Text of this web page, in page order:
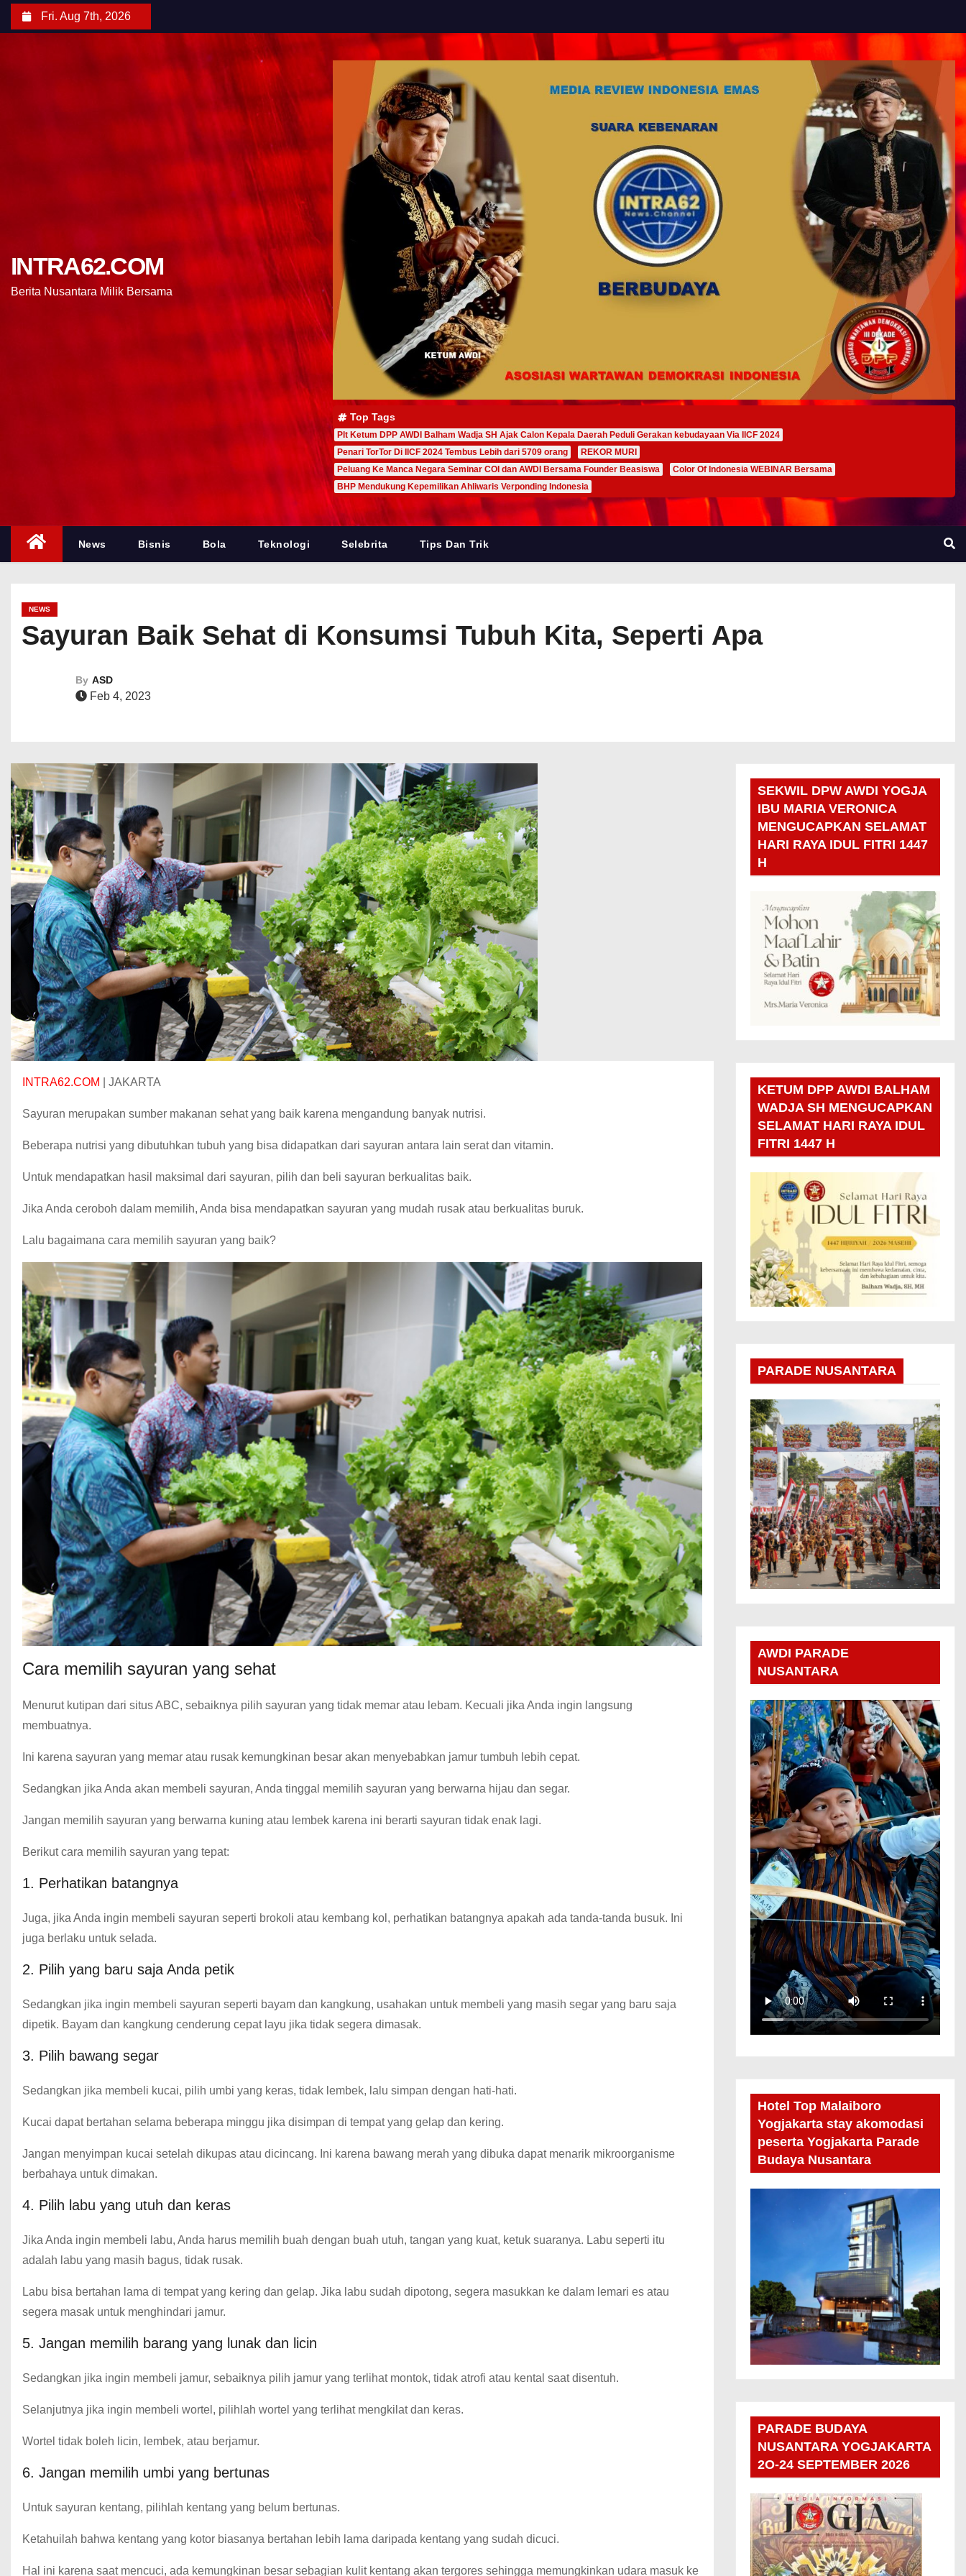
Fri. Aug 7th, 2026
INTRA62.COM
Berita Nusantara Milik Bersama
Top Tags
Plt Ketum DPP AWDI Balham Wadja SH Ajak Calon Kepala Daerah Peduli Gerakan kebudayaan Via IICF 2024
Penari TorTor Di IICF 2024 Tembus Lebih dari 5709 orang
REKOR MURI
Peluang Ke Manca Negara Seminar COI dan AWDI Bersama Founder Beasiswa
Color Of Indonesia WEBINAR Bersama
BHP Mendukung Kepemilikan Ahliwaris Verponding Indonesia
News Bisnis Bola Teknologi Selebrita Tips Dan Trik
NEWS
Sayuran Baik Sehat di Konsumsi Tubuh Kita, Seperti Apa
By ASD
Feb 4, 2023
INTRA62.COM JAKARTA
Sayuran merupakan sumber makanan sehat yang baik karena mengandung banyak nutrisi.
Beberapa nutrisi yang dibutuhkan tubuh yang bisa didapatkan dari sayuran antara lain serat dan vitamin.
Untuk mendapatkan hasil maksimal dari sayuran, pilih dan beli sayuran berkualitas baik.
Jika Anda ceroboh dalam memilih, Anda bisa mendapatkan sayuran yang mudah rusak atau berkualitas buruk.
Lalu bagaimana cara memilih sayuran yang baik?
Cara memilih sayuran yang sehat
Menurut kutipan dari situs ABC, sebaiknya pilih sayuran yang tidak memar atau lebam. Kecuali jika Anda ingin langsung
membuatnya.
Ini karena sayuran yang memar atau rusak kemungkinan besar akan menyebabkan jamur tumbuh lebih cepat.
Sedangkan jika Anda akan membeli sayuran, Anda tinggal memilih sayuran yang berwarna hijau dan segar.
Jangan memilih sayuran yang berwarna kuning atau lembek karena ini berarti sayuran tidak enak lagi.
Berikut cara memilih sayuran yang tepat:
1. Perhatikan batangnya
Juga, jika Anda ingin membeli sayuran seperti brokoli atau kembang kol, perhatikan batangnya apakah ada tanda-tanda busuk. Ini
juga berlaku untuk selada.
2. Pilih yang baru saja Anda petik
Sedangkan jika ingin membeli sayuran seperti bayam dan kangkung, usahakan untuk membeli yang masih segar yang baru saja
dipetik. Bayam dan kangkung cenderung cepat layu jika tidak segera dimasak.
3. Pilih bawang segar
Sedangkan jika membeli kucai, pilih umbi yang keras, tidak lembek, lalu simpan dengan hati-hati.
Kucai dapat bertahan selama beberapa minggu jika disimpan di tempat yang gelap dan kering.
Jangan menyimpan kucai setelah dikupas atau dicincang. Ini karena bawang merah yang dibuka dapat menarik mikroorganisme
berbahaya untuk dimakan.
4. Pilih labu yang utuh dan keras
Jika Anda ingin membeli labu, Anda harus memilih buah dengan buah utuh, tangan yang kuat, ketuk suaranya. Labu seperti itu
adalah labu yang masih bagus, tidak rusak.
Labu bisa bertahan lama di tempat yang kering dan gelap. Jika labu sudah dipotong, segera masukkan ke dalam lemari es atau
segera masak untuk menghindari jamur.
5. Jangan memilih barang yang lunak dan licin
Sedangkan jika ingin membeli jamur, sebaiknya pilih jamur yang terlihat montok, tidak atrofi atau kental saat disentuh.
Selanjutnya jika ingin membeli wortel, pilihlah wortel yang terlihat mengkilat dan keras.
Wortel tidak boleh licin, lembek, atau berjamur.
6. Jangan memilih umbi yang bertunas
Untuk sayuran kentang, pilihlah kentang yang belum bertunas.
Ketahuilah bahwa kentang yang kotor biasanya bertahan lebih lama daripada kentang yang sudah dicuci.
Hal ini karena saat mencuci, ada kemungkinan besar sebagian kulit kentang akan tergores sehingga memungkinkan udara masuk ke
SEKWIL DPW AWDI YOGJA
IBU MARIA VERONICA
MENGUCAPKAN SELAMAT
HARI RAYA IDUL FITRI 1447
H
KETUM DPP AWDI BALHAM
WADJA SH MENGUCAPKAN
SELAMAT HARI RAYA IDUL
FITRI 1447 H
PARADE NUSANTARA
AWDI PARADE
NUSANTARA
Hotel Top Malaiboro
Yogjakarta stay akomodasi
peserta Yogjakarta Parade
Budaya Nusantara
PARADE BUDAYA
NUSANTARA YOGJAKARTA
2O-24 SEPTEMBER 2026